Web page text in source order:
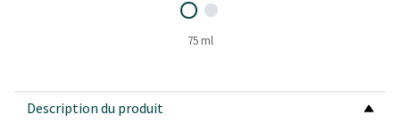
75 ml
Description du produit